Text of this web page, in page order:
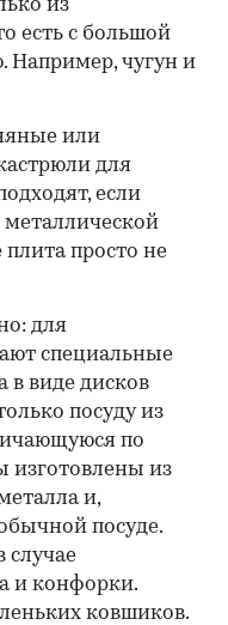
из
есть с большой
Например, чугун и
или
для
если
плита просто не
для
специальные
в виде дисков
посуду из
по
изготовлены из
и,
посуде.
случае
и конфорки.
ковшиков.